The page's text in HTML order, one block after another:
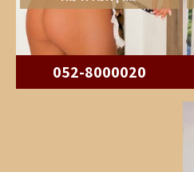
052-8000020